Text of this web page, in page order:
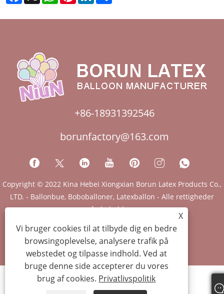
+86-18931392546
borunfactory@163.com
Copyright © 2022 Kina Hebei Xiongxian Borun Latex Products Co.,
LTD. - Ballonbue, Boboballoner, Latexballon - Alle rettigheder
forbeholdes.
Links Sitemap RSS XML Privatlivspolitik
X
Vi bruger cookies til at tilbyde dig en bedre
browsingoplevelse, analysere trafik på
webstedet og tilpasse indhold. Ved at
bruge denne side accepterer du vores
brug af cookies. Privatlivspolitik